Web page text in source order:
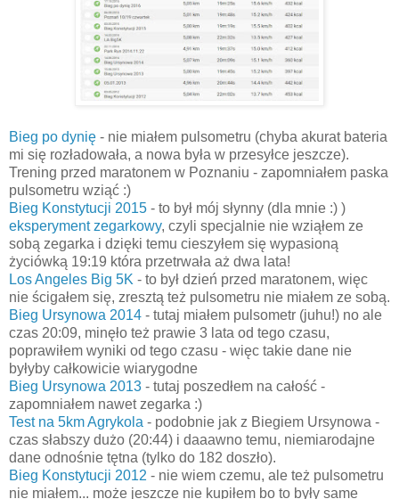
Bieg po dynię - nie miałem pulsometru (chyba akurat bateria
mi się rozładowała, a nowa była w przesyłce jeszcze).
Trening przed maratonem w Poznaniu - zapomniałem paska
pulsometru wziąć :)
Bieg Konstytucji 2015 - to był mój słynny (dla mnie :) )
eksperyment zegarkowy, czyli specjalnie nie wziąłem ze
sobą zegarka i dzięki temu cieszyłem się wypasioną
życiówką 19:19 która przetrwała aż dwa lata!
Los Angeles Big 5K - to był dzień przed maratonem, więc
nie ścigałem się, zresztą też pulsometru nie miałem ze sobą.
Bieg Ursynowa 2014 - tutaj miałem pulsometr (juhu!) no ale
czas 20:09, minęło też prawie 3 lata od tego czasu,
poprawiłem wyniki od tego czasu - więc takie dane nie
byłyby całkowicie wiarygodne
Bieg Ursynowa 2013 - tutaj poszedłem na całość -
zapomniałem nawet zegarka :)
Test na 5km Agrykola - podobnie jak z Biegiem Ursynowa -
czas słabszy dużo (20:44) i daaawno temu, niemiarodajne
dane odnośnie tętna (tylko do 182 doszło).
Bieg Konstytucji 2012 - nie wiem czemu, ale też pulsometru
nie miałem... może jeszcze nie kupiłem bo to były same